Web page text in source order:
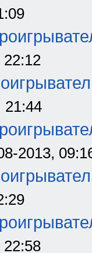
22:12
21:44
2013,
22:58